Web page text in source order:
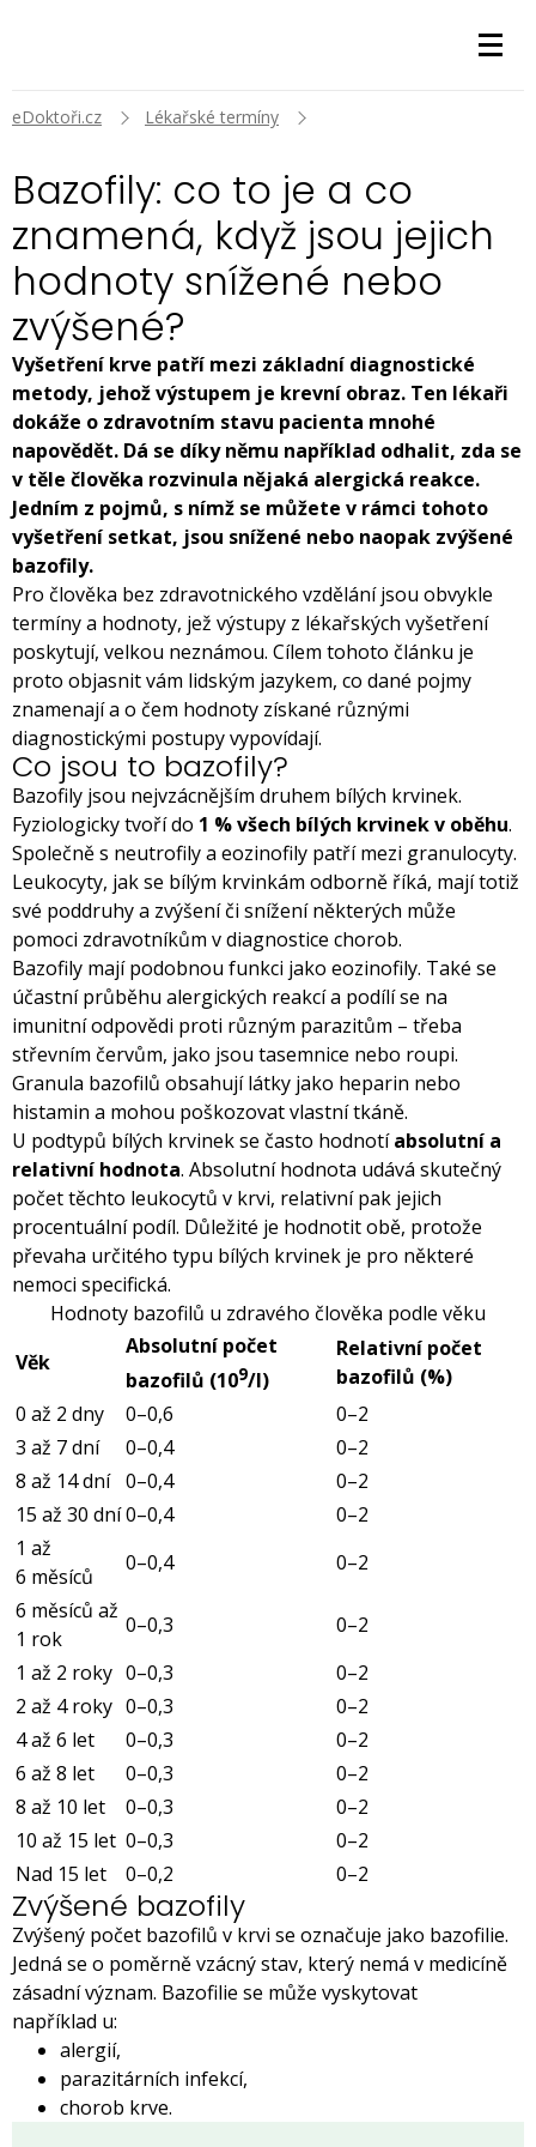
eDoktoři.cz Lékařské termíny
Bazofily: co to je a co
znamená, když jsou jejich
hodnoty snížené nebo
zvýšené?
Vyšetření krve patří mezi základní diagnostické
metody, jehož výstupem je krevní obraz. Ten lékaři
dokáže o zdravotním stavu pacienta mnohé
napovědět. Dá se díky němu například odhalit, zda se
v těle člověka rozvinula nějaká alergická reakce.
Jedním z pojmů, s nímž se můžete v rámci tohoto
vyšetření setkat, jsou snížené nebo naopak zvýšené
bazofily.
Pro člověka bez zdravotnického vzdělání jsou obvykle
termíny a hodnoty, jež výstupy z lékařských vyšetření
poskytují, velkou neznámou. Cílem tohoto článku je
proto objasnit vám lidským jazykem, co dané pojmy
znamenají a o čem hodnoty získané různými
diagnostickými postupy vypovídají.
Co jsou to bazofily?
Bazofily jsou nejvzácnějším druhem bílých krvinek.
Fyziologicky tvoří do 1 % všech bílých krvinek v oběhu.
Společně s neutrofily a eozinofily patří mezi granulocyty.
Leukocyty, jak se bílým krvinkám odborně říká, mají totiž
své poddruhy a zvýšení či snížení některých může
pomoci zdravotníkům v diagnostice chorob.
Bazofily mají podobnou funkci jako eozinofily. Také se
účastní průběhu alergických reakcí a podílí se na
imunitní odpovědi proti různým parazitům – třeba
střevním červům, jako jsou tasemnice nebo roupi.
Granula bazofilů obsahují látky jako heparin nebo
histamin a mohou poškozovat vlastní tkáně.
U podtypů bílých krvinek se často hodnotíabsolutní a
relativní hodnota. Absolutní hodnota udává skutečný
počet těchto leukocytů v krvi, relativní pak jejich
procentuální podíl. Důležité je hodnotit obě, protože
převaha určitého typu bílých krvinek je pro některé
nemoci specifická.
Hodnoty bazofilů u zdravého člověka podle věku
Věk
Absolutní počet
bazofilů (109/l)
Relativní počet
bazofilů (%)
0 až 2 dny
0–0,6
0–2
3 až 7 dní
0–0,4
0–2
8 až 14 dní 0–0,4
0–2
15 až 30 dní0–0,4
0–2
1 až
6 měsíců
0–0,4
0–2
6 měsíců až
1 rok
0–0,3
0–2
1 až 2 roky 0–0,3
0–2
2 až 4 roky 0–0,3
0–2
4 až 6 let
0–0,3
0–2
6 až 8 let
0–0,3
0–2
8 až 10 let
0–0,3
0–2
10 až 15 let 0–0,3
0–2
Nad 15 let
0–0,2 0–2
Zvýšené bazofily
Zvýšený počet bazofilů v krvi se označuje jako bazofilie.
Jedná se o poměrně vzácný stav, který nemá v medicíně
zásadní význam. Bazofilie se může vyskytovat
například u:
alergií,
parazitárních infekcí,
chorob krve.